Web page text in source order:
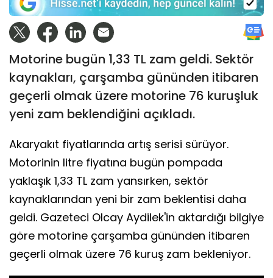
Motorine bugün 1,33 TL zam geldi. Sektör
kaynakları, çarşamba gününden itibaren
geçerli olmak üzere motorine 76 kuruşluk
yeni zam beklendiğini açıkladı.
Akaryakıt fiyatlarında artış serisi sürüyor.
Motorinin litre fiyatına bugün pompada
yaklaşık 1,33 TL zam yansırken, sektör
kaynaklarından yeni bir zam beklentisi daha
geldi. Gazeteci Olcay Aydilek'in aktardığı bilgiye
göre motorine çarşamba gününden itibaren
geçerli olmak üzere 76 kuruş zam bekleniyor.